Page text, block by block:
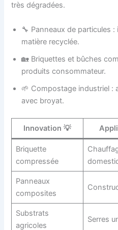
très dégradées.
🔧 Panneaux de particules
matière recyclée.
🏡 Briquettes et bûches
produits consommateur.
🌱 Compostage industriel :
avec broyat.
Innovation 💡
Briquette
compressée
Panneaux
composites
Substrats
agricoles
Serres